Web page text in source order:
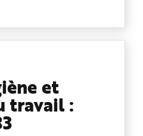
et
travail :